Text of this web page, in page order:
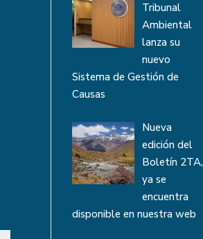
Tribunal
Ambiental
lanza su
nuevo
Sistema de Gestión de
Causas
Nueva
edición del
Boletín 2TA,
ya se
encuentra
disponible en nuestra web